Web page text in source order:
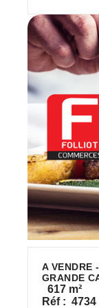
A VENDRE
GRANDE
617 m²
Réf : 4734